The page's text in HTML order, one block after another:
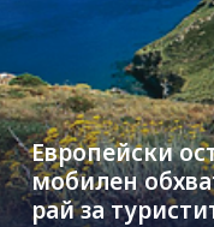
Европейски
мобилен
рай за